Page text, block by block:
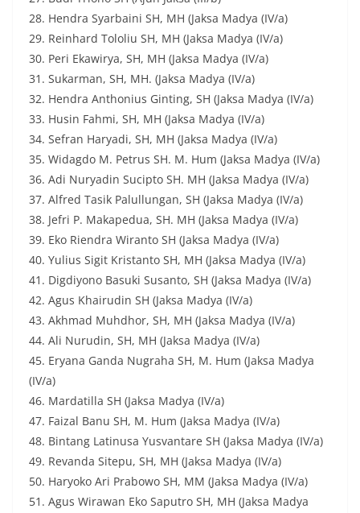
28. Hendra Syarbaini SH, MH (Jaksa Madya (IV/a)
29. Reinhard Tololiu SH, MH (Jaksa Madya (IV/a)
30. Peri Ekawirya, SH, MH (Jaksa Madya (IV/a)
31. Sukarman, SH, MH. (Jaksa Madya (IV/a)
32. Hendra Anthonius Ginting, SH (Jaksa Madya (IV/a)
33. Husin Fahmi, SH, MH (Jaksa Madya (IV/a)
34. Sefran Haryadi, SH, MH (Jaksa Madya (IV/a)
35. Widagdo M. Petrus SH. M. Hum (Jaksa Madya (IV/a)
36. Adi Nuryadin Sucipto SH. MH (Jaksa Madya (IV/a)
37. Alfred Tasik Palullungan, SH (Jaksa Madya (IV/a)
38. Jefri P. Makapedua, SH. MH (Jaksa Madya (IV/a)
39. Eko Riendra Wiranto SH (Jaksa Madya (IV/a)
40. Yulius Sigit Kristanto SH, MH (Jaksa Madya (IV/a)
41. Digdiyono Basuki Susanto, SH (Jaksa Madya (IV/a)
42. Agus Khairudin SH (Jaksa Madya (IV/a)
43. Akhmad Muhdhor, SH, MH (Jaksa Madya (IV/a)
44. Ali Nurudin, SH, MH (Jaksa Madya (IV/a)
45. Eryana Ganda Nugraha SH, M. Hum (Jaksa Madya
(IV/a)
46. Mardatilla SH (Jaksa Madya (IV/a)
47. Faizal Banu SH, M. Hum (Jaksa Madya (IV/a)
48. Bintang Latinusa Yusvantare SH (Jaksa Madya (IV/a)
49. Revanda Sitepu, SH, MH (Jaksa Madya (IV/a)
50. Haryoko Ari Prabowo SH, MM (Jaksa Madya (IV/a)
51. Agus Wirawan Eko Saputro SH, MH (Jaksa Madya